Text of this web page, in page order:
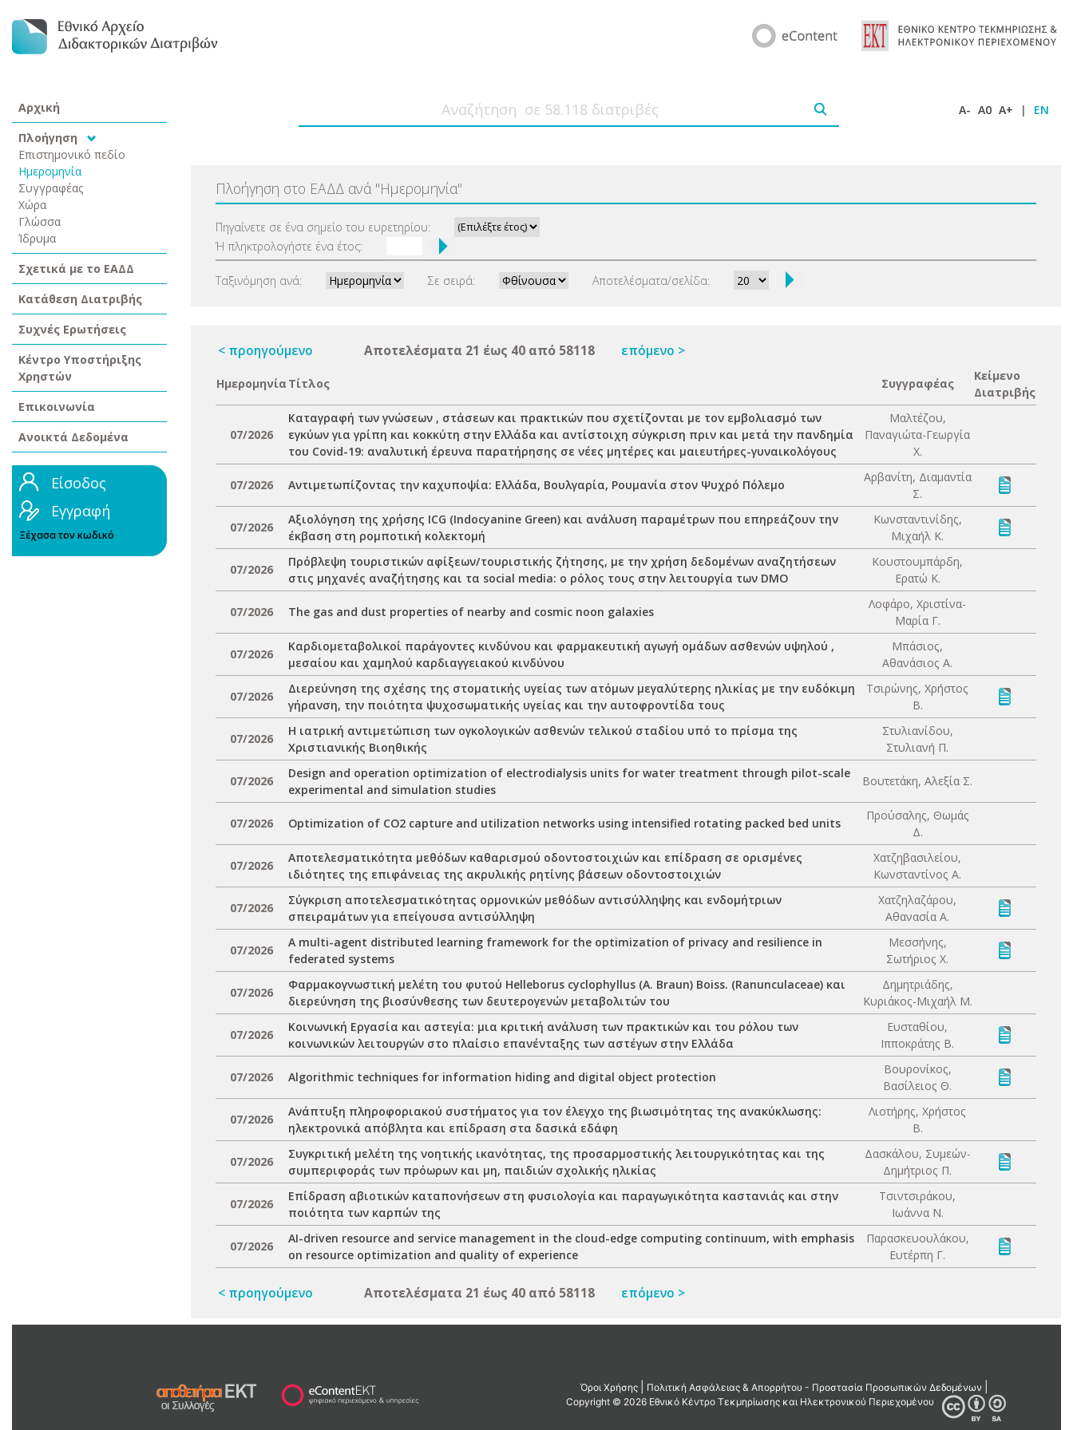
Αρχική
Πλοήγηση
Επιστημονικό πεδίο
Ημερομηνία
Συγγραφέας
Χώρα
Γλώσσα
Ίδρυμα
Σχετικά με το ΕΑΔΔ
Κατάθεση Διατριβής
Συχνές Ερωτήσεις
Κέντρο Υποστήριξης
Χρηστών
Επικοινωνία
Ανοικτά Δεδομένα
Είσοδος
Εγγραφή
Ξέχασα τον κωδικό
A- A0 A+ | EN
Πλοήγηση στο ΕΑΔΔ ανά "Ημερομηνία"
Πηγαίνετε σε ένα σημείο του ευρετηρίου:
Ή πληκτρολογήστε ένα έτος:
Ταξινόμηση ανά: Σε σειρά: Αποτελέσματα/σελίδα:
< προηγούμενο Αποτελέσματα 21 έως 40 από 58118 επόμενο >
Ημερομηνία Τίτλος Συγγραφέας
Κείμενο
Διατριβής
07/2026
Καταγραφή των γνώσεων , στάσεων και πρακτικών που σχετίζονται με τον εμβολιασμό των
εγκύων για γρίπη και κοκκύτη στην Ελλάδα και αντίστοιχη σύγκριση πριν και μετά την πανδημία
του Covid-19: αναλυτική έρευνα παρατήρησης σε νέες μητέρες και μαιευτήρες-γυναικολόγους
Μαλτέζου,
Παναγιώτα-Γεωργία
Χ.
07/2026 Αντιμετωπίζοντας την καχυποψία: Ελλάδα, Βουλγαρία, Ρουμανία στον Ψυχρό Πόλεμο
Αρβανίτη, Διαμαντία
Σ.
07/2026
Αξιολόγηση της χρήσης ICG (Indocyanine Green) και ανάλυση παραμέτρων που επηρεάζουν την
έκβαση στη ρομποτική κολεκτομή
Κωνσταντινίδης,
Μιχαήλ Κ.
07/2026
Πρόβλεψη τουριστικών αφίξεων/τουριστικής ζήτησης, με την χρήση δεδομένων αναζητήσεων
στις μηχανές αναζήτησης και τα social media: ο ρόλος τους στην λειτουργία των DMO
Κουστουμπάρδη,
Ερατώ Κ.
07/2026 The gas and dust properties of nearby and cosmic noon galaxies
Λοφάρο, Χριστίνα-
Μαρία Γ.
07/2026
Καρδιομεταβολικοί παράγοντες κινδύνου και φαρμακευτική αγωγή ομάδων ασθενών υψηλού ,
μεσαίου και χαμηλού καρδιαγγειακού κινδύνου
Μπάσιος,
Αθανάσιος Α.
07/2026
Διερεύνηση της σχέσης της στοματικής υγείας των ατόμων μεγαλύτερης ηλικίας με την ευδόκιμη
γήρανση, την ποιότητα ψυχοσωματικής υγείας και την αυτοφροντίδα τους
Τσιρώνης, Χρήστος
Β.
07/2026
Η ιατρική αντιμετώπιση των ογκολογικών ασθενών τελικού σταδίου υπό το πρίσμα της
Χριστιανικής Βιοηθικής
Στυλιανίδου,
Στυλιανή Π.
07/2026
Design and operation optimization of electrodialysis units for water treatment through pilot-scale
experimental and simulation studies
Βουτετάκη, Αλεξία Σ.
07/2026 Optimization of CO2 capture and utilization networks using intensified rotating packed bed units
Προύσαλης, Θωμάς
Δ.
07/2026
Αποτελεσματικότητα μεθόδων καθαρισμού οδοντοστοιχιών και επίδραση σε ορισμένες
ιδιότητες της επιφάνειας της ακρυλικής ρητίνης βάσεων οδοντοστοιχιών
Χατζηβασιλείου,
Κωνσταντίνος Α.
07/2026
Σύγκριση αποτελεσματικότητας ορμονικών μεθόδων αντισύλληψης και ενδομήτριων
σπειραμάτων για επείγουσα αντισύλληψη
Χατζηλαζάρου,
Αθανασία Α.
07/2026
A multi-agent distributed learning framework for the optimization of privacy and resilience in
federated systems
Μεσσήνης,
Σωτήριος Χ.
07/2026
Φαρμακογνωστική μελέτη του φυτού Helleborus cyclophyllus (A. Braun) Boiss. (Ranunculaceae) και
διερεύνηση της βιοσύνθεσης των δευτερογενών μεταβολιτών του
Δημητριάδης,
Κυριάκος-Μιχαήλ Μ.
07/2026
Κοινωνική Εργασία και αστεγία: μια κριτική ανάλυση των πρακτικών και του ρόλου των
κοινωνικών λειτουργών στο πλαίσιο επανένταξης των αστέγων στην Ελλάδα
Ευσταθίου,
Ιπποκράτης Β.
07/2026 Algorithmic techniques for information hiding and digital object protection
Βουρονίκος,
Βασίλειος Θ.
07/2026
Ανάπτυξη πληροφοριακού συστήματος για τον έλεγχο της βιωσιμότητας της ανακύκλωσης:
ηλεκτρονικά απόβλητα και επίδραση στα δασικά εδάφη
Λιοτήρης, Χρήστος
Β.
07/2026
Συγκριτικ΄ή μελέτη της νοητικής ικανότητας, της προσαρμοστικής λειτουργικότητας και της
συμπεριφοράς των πρόωρων και μη, παιδιών σχολικής ηλικίας
Δασκάλου, Συμεών-
Δημήτριος Π.
07/2026
Επίδραση αβιοτικών καταπονήσεων στη φυσιολογία και παραγωγικότητα καστανιάς και στην
ποιότητα των καρπών της
Τσιντσιράκου,
Ιωάννα Ν.
07/2026
AI-driven resource and service management in the cloud-edge computing continuum, with emphasis
on resource optimization and quality of experience
Παρασκευουλάκου,
Ευτέρπη Γ.
< προηγούμενο Αποτελέσματα 21 έως 40 από 58118 επόμενο >